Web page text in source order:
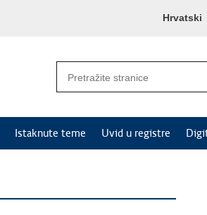
Hrvatski
Istaknute teme Uvid u registre